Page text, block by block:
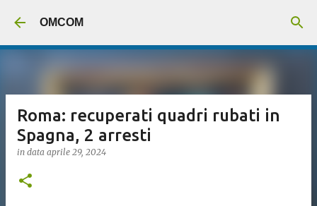
OMCOM
Roma: recuperati quadri rubati in
Spagna, 2 arresti
in data aprile 29, 2024